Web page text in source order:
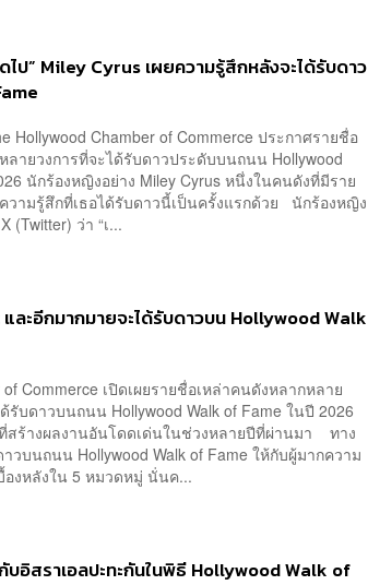
ไป” Miley Cyrus เผยความรู้สึกหลังจะได้รับดาว
Hollywood Chamber of Commerce ประกาศรายชื่อ
ายวงการที่จะได้รับดาวประดับบนถนน Hollywood
นักร้องหญิงอย่าง Miley Cyrus หนึ่งในคนดังที่มีราย
ามรู้สึกที่เธอได้รับดาวนี้เป็นครั้งแรกด้วย นักร้องหญิง
(Twitter) ว่า “เ...
ะอีกมากมายจะได้รับดาวบน Hollywood Walk
Commerce เปิดเผยรายชื่อเหล่าคนดังหลากหลาย
รับดาวบนถนน Hollywood Walk of Fame ในปี 2026
สร้างผลงานอันโดดเด่นในช่วงหลายปีที่ผ่านมา ทาง
วบนถนน Hollywood Walk of Fame ให้กับผู้มากความ
องหลังใน 5 หมวดหมู่ นั่นค...
บอิสราเอลปะทะกันในพิธี Hollywood Walk of